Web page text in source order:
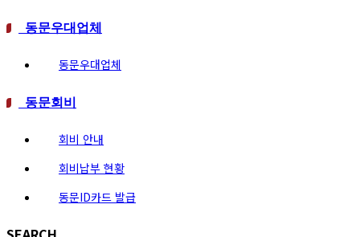
동문우대업체
동문우대업체
동문회비
회비 안내
회비납부 현황
동문ID카드 발급